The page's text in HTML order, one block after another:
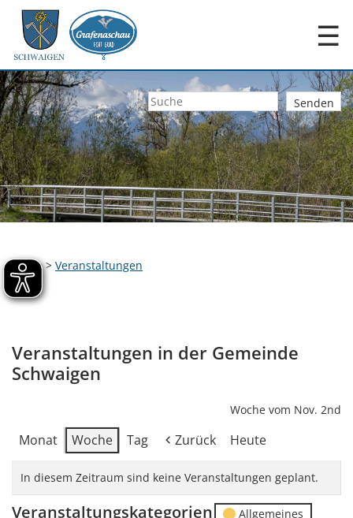
☰
Home> Veranstaltungen
Veranstaltungen in der Gemeinde
Schwaigen
Woche vom Nov. 2nd
Monat Woche Tag Zurück Heute
In diesem Zeitraum sind keine Veranstaltungen geplant.
Veranstaltungskategorien
Allgemeines